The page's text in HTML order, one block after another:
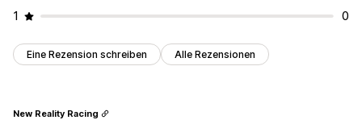
1
0
Eine Rezension schreiben Alle Rezensionen
New Reality Racing